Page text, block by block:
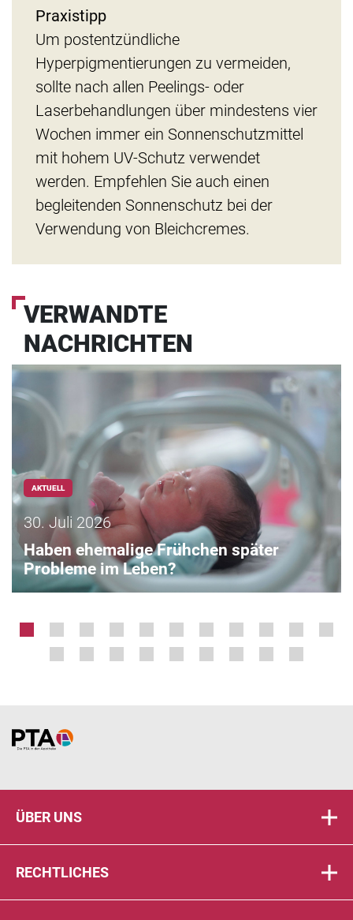
Praxistipp
Um postentzündliche
Hyperpigmentierungen zu vermeiden,
sollte nach allen Peelings- oder
Laserbehandlungen über mindestens vier
Wochen immer ein Sonnenschutzmittel
mit hohem UV-Schutz verwendet
werden. Empfehlen Sie auch einen
begleitenden Sonnenschutz bei der
Verwendung von Bleichcremes.
VERWANDTE
NACHRICHTEN
AKTUELL
30. Juli 2026
Haben ehemalige Frühchen später
Probleme im Leben?
Home
ÜBER UNS
RECHTLICHES